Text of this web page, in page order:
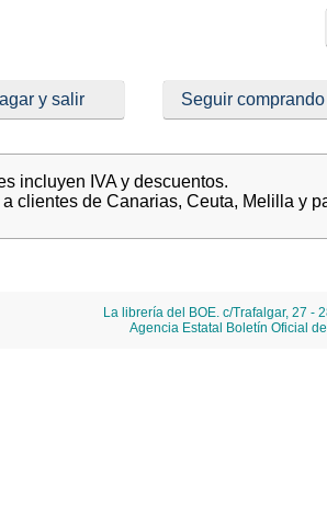
y salir Seguir comprando
incluyen IVA y descuentos.
clientes de Canarias, Ceuta, Melilla y
La librería del BOE. c/Trafalgar, 27 -
Agencia Estatal Boletín Oficial